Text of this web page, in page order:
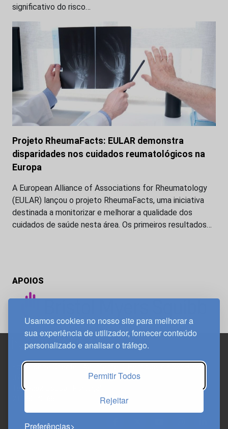
Usamos cookies no nosso site para melhorar a
sua experiência de utilizador, fornecer conteúdo
personalizado e analisar o tráfego.
Permitir Todos
Rejeitar
Preferências
significativo do risco…
Projeto RheumaFacts: EULAR demonstra
disparidades nos cuidados reumatológicos na
Europa
A European Alliance of Associations for Rheumatology
(EULAR) lançou o projeto RheumaFacts, uma iniciativa
destinada a monitorizar e melhorar a qualidade dos
cuidados de saúde nesta área. Os primeiros resultados…
APOIOS
Edif. Lisboa Oriente | Av. Infante D. Henrique, n.º 333H, esc.
1800-282 Lisboa | Portugal